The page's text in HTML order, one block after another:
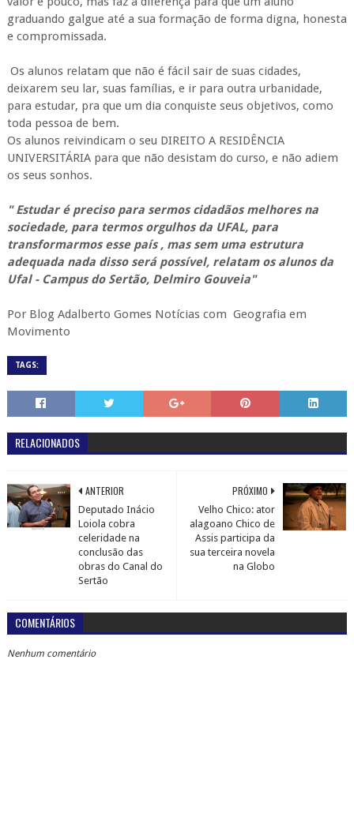
graduando galgue até a sua formação de forma digna, honesta
e compromissada.
Os alunos relatam que não é fácil sair de suas cidades,
deixarem seu lar, suas famílias, e ir para outra urbanidade,
para estudar, pra que um dia conquiste seus objetivos, como
toda pessoa de bem.
Os alunos reivindicam o seu DIREITO A RESIDÊNCIA
UNIVERSITÁRIA para que não desistam do curso, e não adiem
os seus sonhos.
" Estudar é preciso para sermos cidadãos melhores na
sociedade, para termos orgulhos da UFAL, para
transformarmos esse país , mas sem uma estrutura
adequada nada disso será possível, relatam os alunos da
Ufal - Campus do Sertão, Delmiro Gouveia"
Por Blog Adalberto Gomes Notícias com Geografia em
Movimento
TAGS:
RELACIONADOS
PRÓXIMO
Velho Chico: ator
alagoano Chico de
Assis participa da
sua terceira novela
na Globo
ANTERIOR
Deputado Inácio
Loiola cobra
celeridade na
conclusão das
obras do Canal do
Sertão
COMENTÁRIOS
Nenhum comentário